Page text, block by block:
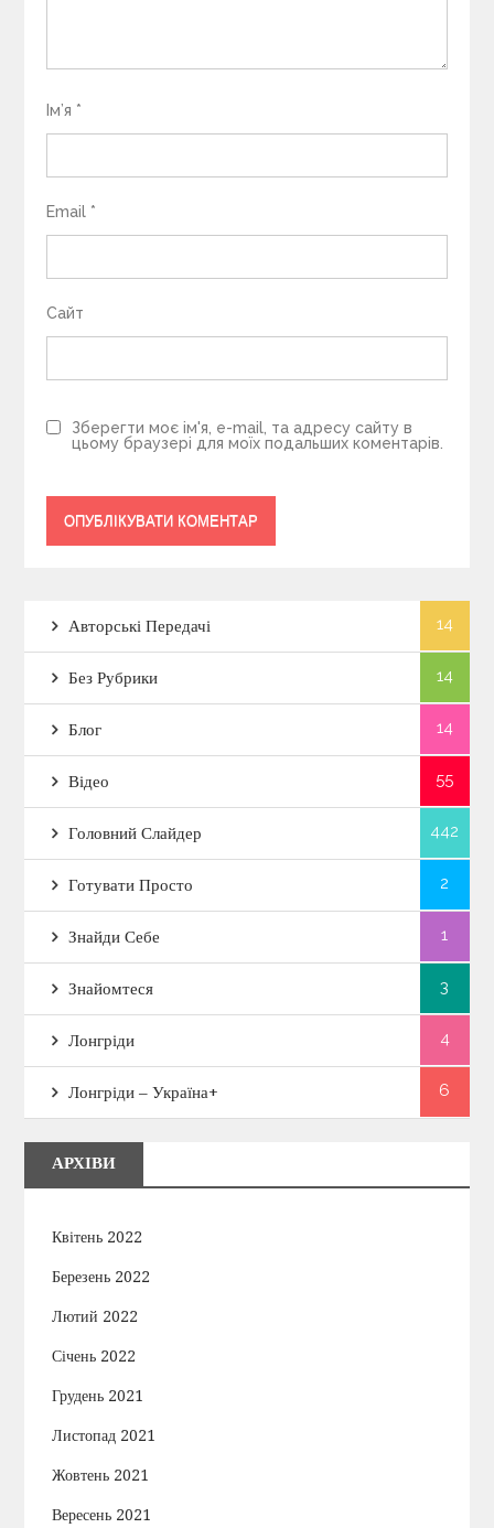
Ім’я *
Email *
Сайт
Зберегти моє ім'я, e-mail, та адресу сайту в
цьому браузері для моїх подальших коментарів.
Авторські Передачі 14
Без Рубрики 14
Блог 14
Відео 55
Головний Слайдер 442
Готувати Просто 2
Знайди Себе 1
Знайомтеся 3
Лонгріди 4
Лонгріди – Україна+ 6
АРХІВИ
Квітень 2022
Березень 2022
Лютий 2022
Січень 2022
Грудень 2021
Листопад 2021
Жовтень 2021
Вересень 2021